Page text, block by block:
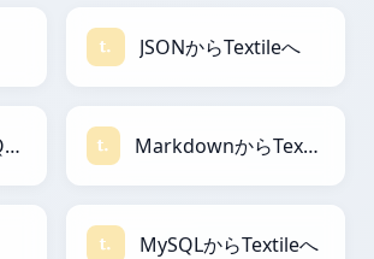
JSONからTextileへ
MarkdownからSQLへ MarkdownからTextileへ
MySQLからTextileへ